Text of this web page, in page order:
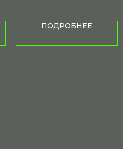
ПОДРОБНЕЕ